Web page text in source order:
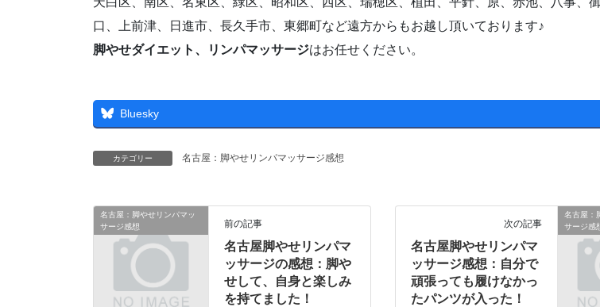
口、上前津、日進市、長久手市、東郷町など遠方からもお越し頂いております♪
脚やせダイエット、リンパマッサージはお任せください。
Bluesky
カテゴリー 名古屋：脚やせリンパマッサージ感想
名古屋：脚やせリンパマッ
サージ感想
前の記事
名古屋脚やせリンパマ
ッサージの感想：脚や
せして、自身と楽しみ
を持てました！
名古屋：
サージ感
次の記事
名古屋脚やせリンパマ
ッサージ感想：自分で
頑張っても履けなかっ
たパンツが入った！